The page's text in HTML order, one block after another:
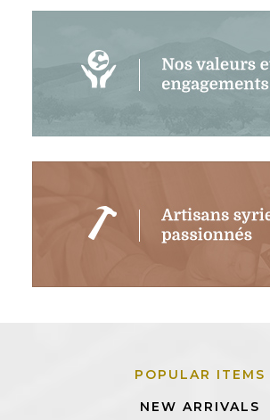
POPULAR ITEMS
NEW ARRIVALS